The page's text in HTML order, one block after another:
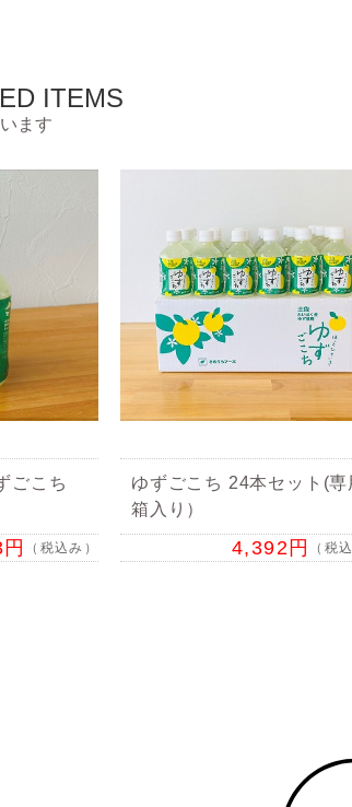
ITEMS
ます
ごこち
（税込み）
ゆずごこち 24本セット(専
箱入り）
4,392円 （税